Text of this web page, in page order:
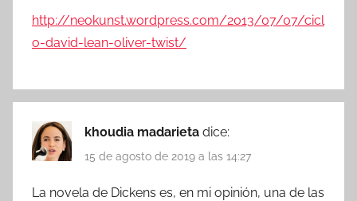
http://neokunst.wordpress.com/2013/07/07/cicl
o-david-lean-oliver-twist/
khoudia madarieta dice:
15 de agosto de 2019 a las 14:27
La novela de Dickens es, en mi opinión, una de las